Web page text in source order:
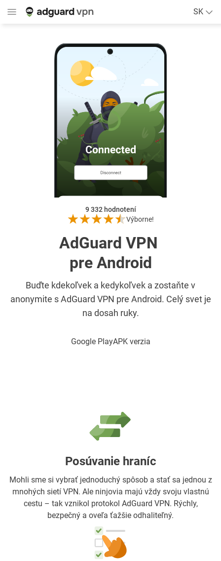
SK
9 332 hodnotení
Výborne!
AdGuard VPN
pre Android
Buďte kdekoľvek a kedykoľvek a zostaňte v
anonymite s AdGuard VPN pre Android. Celý svet je
na dosah ruky.
Google PlayAPK verzia
Posúvanie hraníc
Mohli sme si vybrať jednoduchý spôsob a stať sa jednou z
mnohých sietí VPN. Ale ninjovia majú vždy svoju vlastnú
cestu – tak vznikol protokol AdGuard VPN. Rýchly,
bezpečný a oveľa ťažšie odhaliteľný.